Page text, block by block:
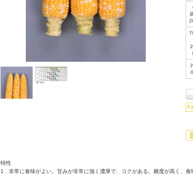
特性
1．非常に食味がよい。甘みが非常に強く濃厚で、コクがある。糖度が高く、食